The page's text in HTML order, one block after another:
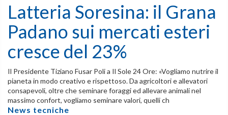
Latteria Soresina: il Grana
Padano sui mercati esteri
cresce del 23%
Il Presidente Tiziano Fusar Poli a Il Sole 24 Ore: «Vogliamo nutrire il
pianeta in modo creativo e rispettoso. Da agricoltori e allevatori
consapevoli, oltre che seminare foraggi ed allevare animali nel
massimo confort, vogliamo seminare valori, quelli ch
News tecniche